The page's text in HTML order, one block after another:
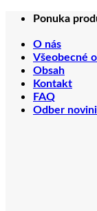
Preskočiť
obsah
Ponuka
O nás
Všeobecné
Obsah
Kontakt
FAQ
Odber